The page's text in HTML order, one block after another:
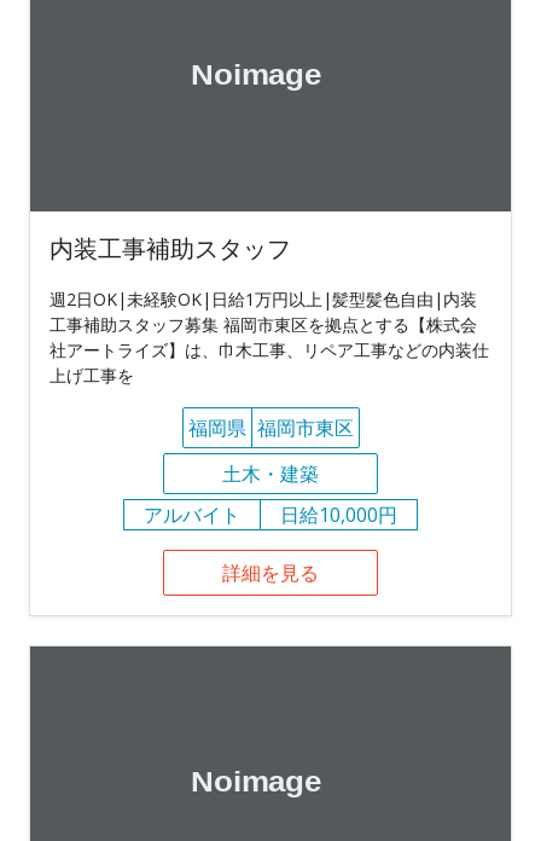
内装工事補助スタッフ
週2日OK|未経験OK|日給1万円以上|髪型髪色自由|内装
工事補助スタッフ募集 福岡市東区を拠点とする【株式会
社アートライズ】は、巾木工事、リペア工事などの内装仕
上げ工事を
福岡県 福岡市東区
土木・建築
アルバイト
日給10,000円
詳細を見る